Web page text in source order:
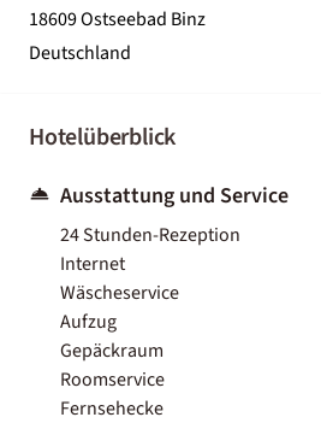
18609 Ostseebad Binz
Deutschland
Hotelüberblick
Ausstattung und Service
24 Stunden-Rezeption
Internet
Wäscheservice
Aufzug
Gepäckraum
Roomservice
Fernsehecke